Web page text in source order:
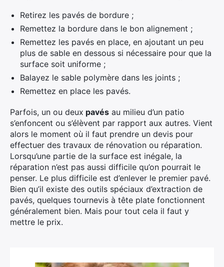
Retirez les pavés de bordure ;
Remettez la bordure dans le bon alignement ;
Remettez les pavés en place, en ajoutant un peu
plus de sable en dessous si nécessaire pour que la
surface soit uniforme ;
Balayez le sable polymère dans les joints ;
Remettez en place les pavés.
Parfois, un ou deux pavés au milieu d’un patio
s’enfoncent ou s’élèvent par rapport aux autres. Vient
alors le moment où il faut prendre un devis pour
effectuer des travaux de rénovation ou réparation.
Lorsqu’une partie de la surface est inégale, la
réparation n’est pas aussi difficile qu’on pourrait le
penser. Le plus difficile est d’enlever le premier pavé.
Bien qu’il existe des outils spéciaux d’extraction de
pavés, quelques tournevis à tête plate fonctionnent
généralement bien. Mais pour tout cela il faut y
mettre le prix.